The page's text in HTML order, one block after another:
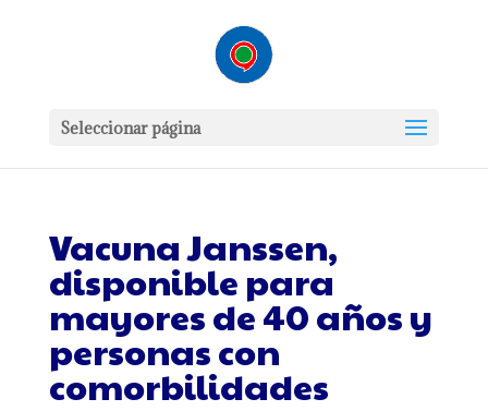
Seleccionar página
Vacuna Janssen,
disponible para
mayores de 40 años y
personas con
comorbilidades